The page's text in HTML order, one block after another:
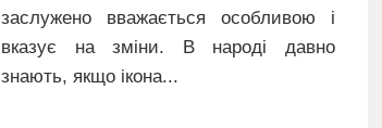
заслужено вважається особливою і
вказує на зміни. В народі давно
знають, якщо ікона...